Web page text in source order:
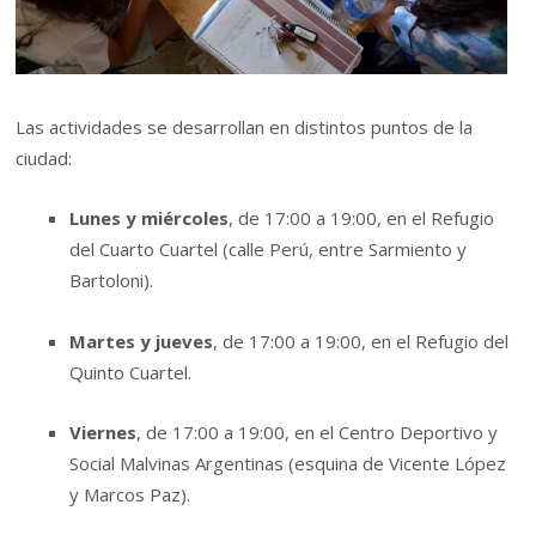
Las actividades se desarrollan en distintos puntos de la
ciudad:
Lunes y miércoles, de 17:00 a 19:00, en el Refugio
del Cuarto Cuartel (calle Perú, entre Sarmiento y
Bartoloni).
Martes y jueves, de 17:00 a 19:00, en el Refugio del
Quinto Cuartel.
Viernes, de 17:00 a 19:00, en el Centro Deportivo y
Social Malvinas Argentinas (esquina de Vicente López
y Marcos Paz).